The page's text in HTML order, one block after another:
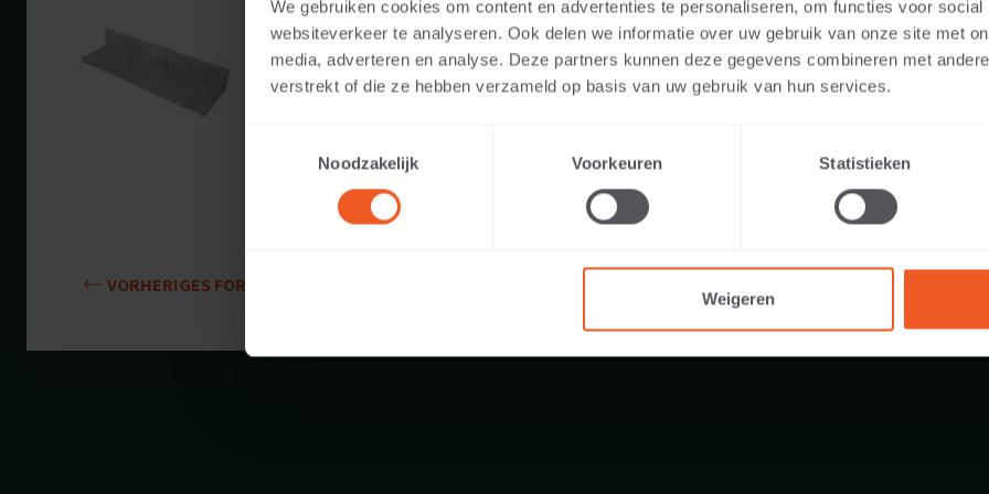
We gebruiken cookies om content en advertenties te personaliseren, om functies voor
websiteverkeer te analyseren. Ook delen we informatie over uw gebruik van onze site met
media, adverteren en analyse. Deze partners kunnen deze gegevens combineren met
verstrekt of die ze hebben verzameld op basis van uw gebruik van hun services.
Noodzakelijk
Voorkeuren Statistieken
Weigeren
15 CM DICKE
Verfügbare Farben:
VORHERIGES FORMAT